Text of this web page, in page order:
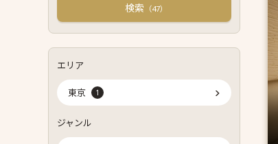
検索 （47）
エリア
東京 1
ジャンル